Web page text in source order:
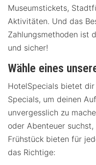
Museumstickets,
Aktivitäten. Und das
Zahlungsmethoden ist
und sicher!
Wähle eines
HotelSpecials bietet
Specials, um deinen
unvergesslich zu
oder Abenteuer
Frühstück bieten für
das Richtige: